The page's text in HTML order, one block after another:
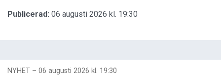
Publicerad: 06 augusti 2026 kl. 19:30
NYHET – 06 augusti 2026 kl. 19:30